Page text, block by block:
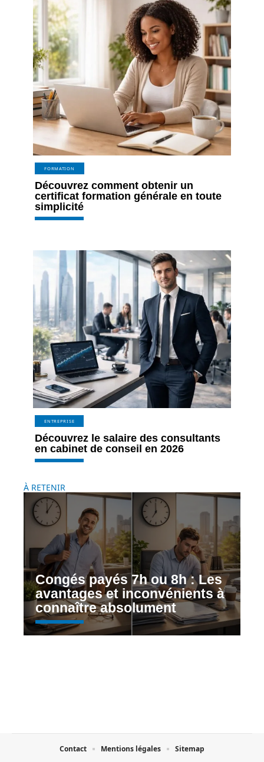
FORMATION
Découvrez comment obtenir un
certificat formation générale en toute
simplicité
ENTREPRISE
Découvrez le salaire des consultants
en cabinet de conseil en 2026
À RETENIR
Congés payés 7h ou 8h : Les
avantages et inconvénients à
connaître absolument
Contact Mentions légales Sitemap